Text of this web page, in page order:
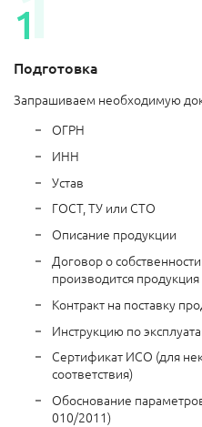
Подготовка
Запрашиваем необходимую
ОГРН
ИНН
Устав
ГОСТ, ТУ или СТО
Описание продукции
Договор о
производится продукция
Контракт на поставку
Инструкцию по
Сертификат ИСО (для
соответствия)
Обоснование
010/2011)